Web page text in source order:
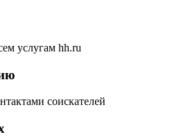
услугам hh.ru
соискателей